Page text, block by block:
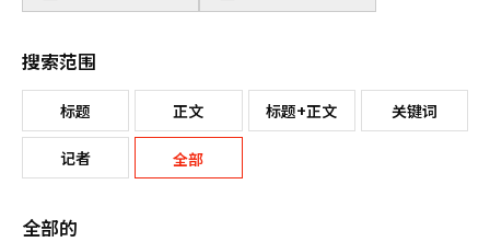
搜索范围
标题 正文 标题+正文 关键词
记者 全部
全部的